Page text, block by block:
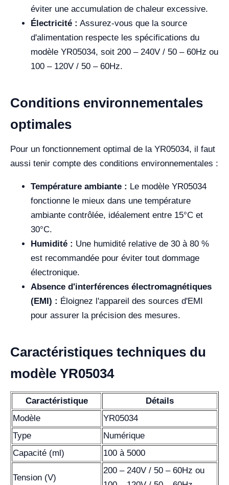
éviter une accumulation de chaleur excessive.
Électricité : Assurez-vous que la source
d'alimentation respecte les spécifications du
modèle YR05034, soit 200 – 240V / 50 – 60Hz ou
100 – 120V / 50 – 60Hz.
Conditions environnementales
optimales
Pour un fonctionnement optimal de la YR05034, il faut
aussi tenir compte des conditions environnementales :
Température ambiante : Le modèle YR05034
fonctionne le mieux dans une température
ambiante contrôlée, idéalement entre 15°C et
30°C.
Humidité : Une humidité relative de 30 à 80 %
est recommandée pour éviter tout dommage
électronique.
Absence d'interférences électromagnétiques
(EMI) : Éloignez l'appareil des sources d'EMI
pour assurer la précision des mesures.
Caractéristiques techniques du
modèle YR05034
Caractéristique
Détails
Modèle
YR05034
Type
Numérique
Capacité (ml)
100 à 5000
Tension (V)
200 – 240V / 50 – 60Hz ou